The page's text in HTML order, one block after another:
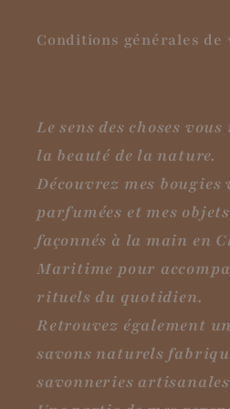
Conditions générales de
Le sens des choses
la beauté de la nature.
Découvrez mes bougies
parfumées et mes
façonnés à la main en
Maritime pour
rituels du quotidien.
Retrouvez également
savons naturels
savonneries artisanales